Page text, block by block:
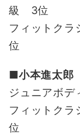
級 3位
フィットク
位
■小本進太郎
ジュニアボ
フィットク
位